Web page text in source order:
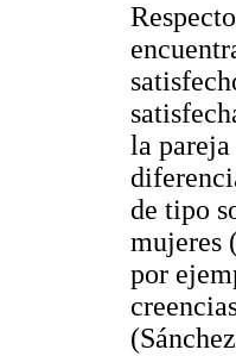
la
de tipo
mujeres
por